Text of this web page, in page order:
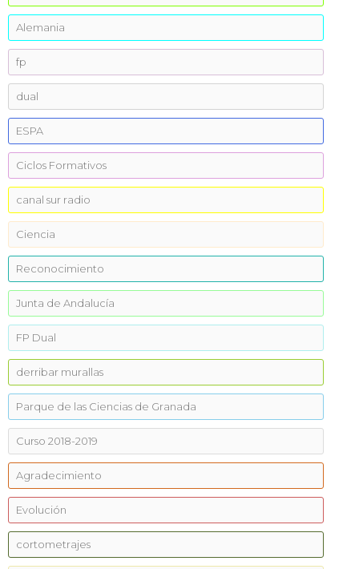
Alemania
fp
dual
ESPA
Ciclos Formativos
canal sur radio
Ciencia
Reconocimiento
Junta de Andalucía
FP Dual
derribar murallas
Parque de las Ciencias de Granada
Curso 2018-2019
Agradecimiento
Evolución
cortometrajes